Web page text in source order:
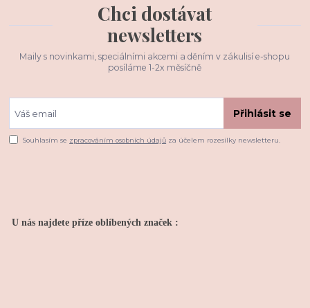
Chci dostávat
newsletters
Maily s novinkami, speciálními akcemi a děním v zákulisí e-shopu
posíláme 1-2x měsíčně
Přihlásit se
Souhlasím se zpracováním osobních údajů za účelem rozesílky newsletteru.
U nás najdete příze oblíbených značek :